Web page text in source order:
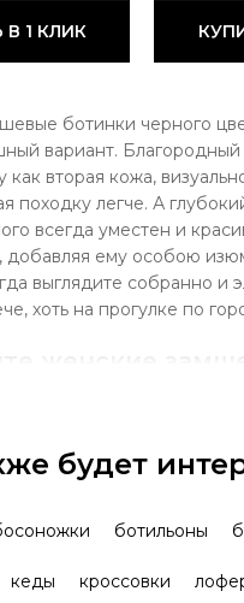
КУПИТЬ В 1 КЛИК
ботинки черного
вариант. Благородный
как вторая кожа,
походку легче. А
всегда уместен и
ему особою
выглядите собранно и
хоть на прогулке по
женские
по вкусу!
на устойчивой подошве
и зимние варианты, как
так и с контрастными
Предлагаем все
будет
ботильоны
кеды кроссовки